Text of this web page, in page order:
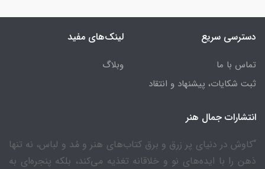
دسترسی سریع
تماس با ما
ثبت شکایات، پیشنهاد و انتقاد
لینک‌های مفید
وبلاگ
انتشارات جمال هنر
“کاوش در دنیای پر زرق و برق کتاب‌های هنر و مُد و لباس، نه تنها
ذهن را با ایده‌های نو و خلاقانه تغذیه می‌کند، بلکه پنجره‌ای به